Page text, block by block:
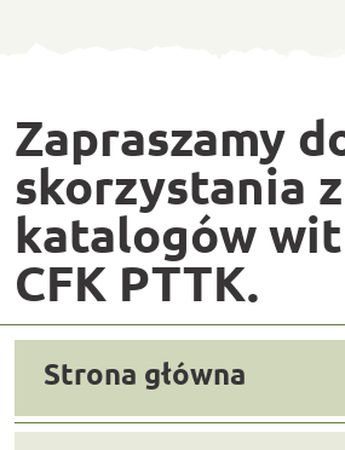
Mapa
Zapraszamy
skorzystania
katalogów
CFK PTTK.
Strona główna